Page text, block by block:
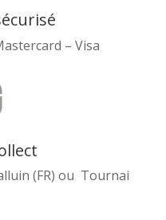
– Visa
(FR) ou Tournai